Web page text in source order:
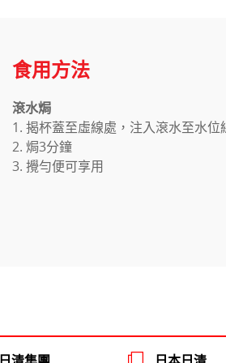
食用方法
滾水焗
1. 揭杯蓋至虛線處，注入滾水至水位
2. 焗3分鐘
3. 攪勻便可享用